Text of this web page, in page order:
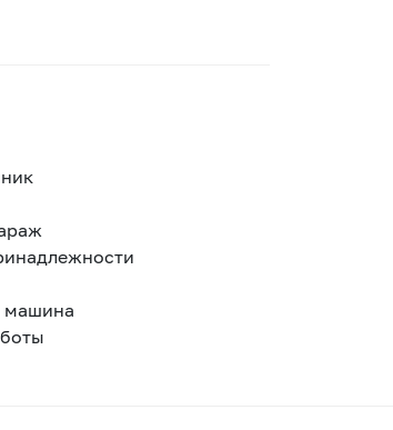
машина